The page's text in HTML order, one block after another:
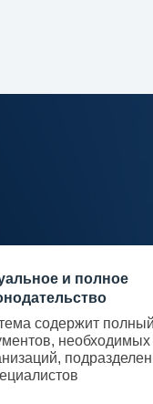
и полное
содержит
необходимых